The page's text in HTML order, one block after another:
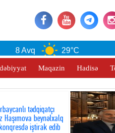
8 Avq 29°C
Maqazin Hadisə
tədqiqatçı
Haşımova beynəlxalq
iştirak edib